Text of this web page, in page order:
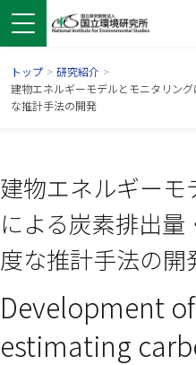
ドウで開きます）
ンドウで開きます）
ウインドウで開きます）
トップ > 研究紹介 >
建物エネルギーモデルとモニタリン
な推計手法の開発
建物エネルギー
による炭素排出
度な推計手法の開
Development
estimating